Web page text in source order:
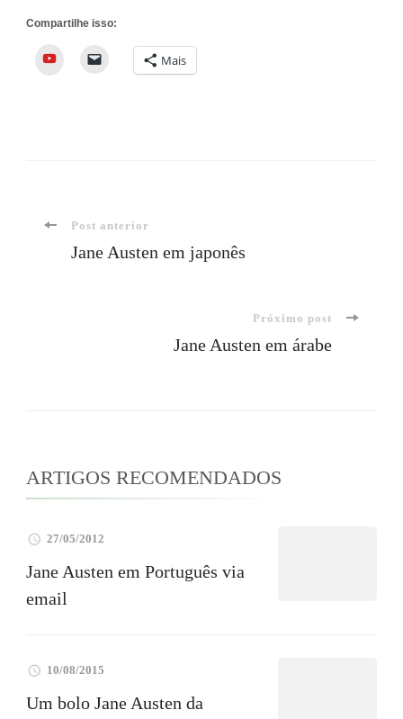
Compartilhe isso:
YouTube Mais
Navegação
Post anterior
Jane Austen em japonês
Próximo post
Jane Austen em árabe
ARTIGOS RECOMENDADOS
27/05/2012
Jane Austen em Português via
email
10/08/2015
Um bolo Jane Austen da